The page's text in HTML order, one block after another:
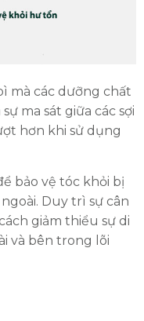
mà các dưỡng chất
ma sát giữa các sợi
hơn khi sử dụng
bảo vệ tóc khỏi bị
Duy trì sự cân
giảm thiểu sự di
và bên trong lõi